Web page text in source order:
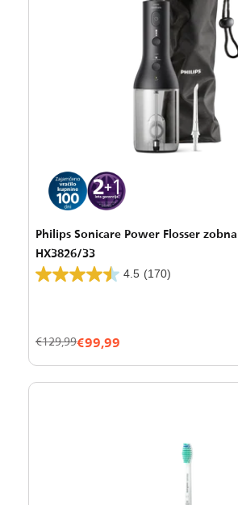
Philips Sonicare Power Flosser
HX3826/33
4.5 (170)
€99,99
€129,99